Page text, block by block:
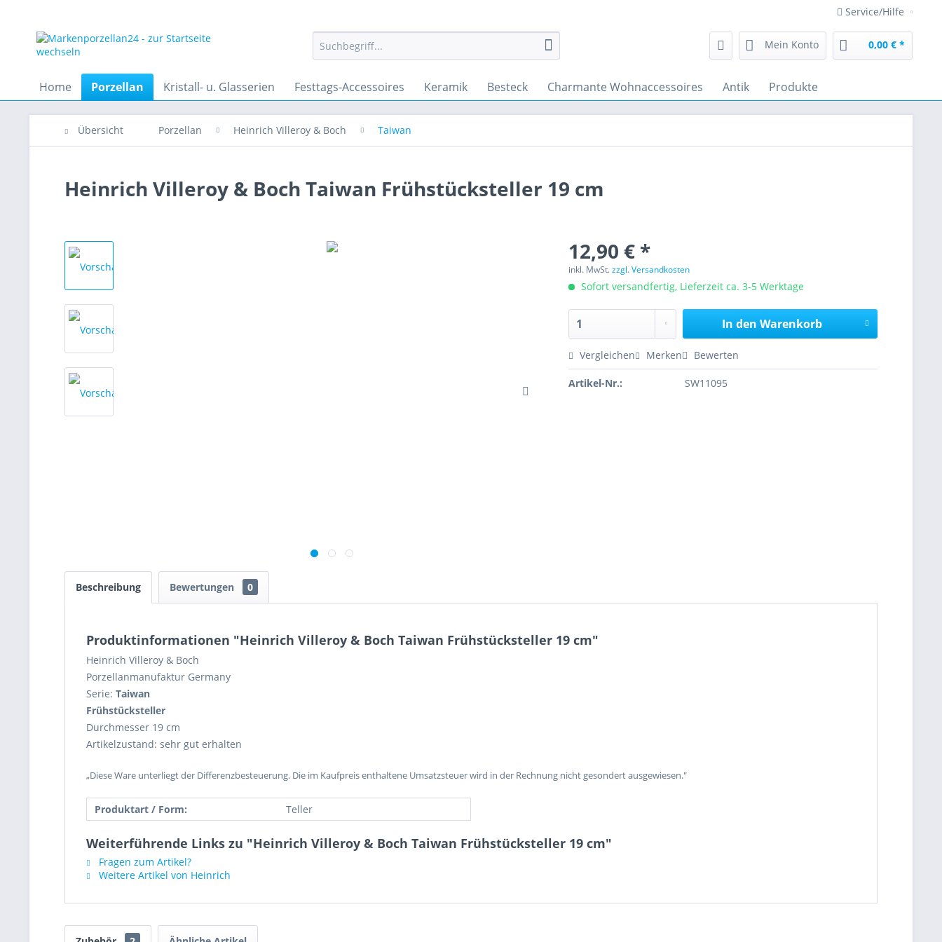
Service/Hilfe
Mein Konto 0,00 € *
Home Porzellan Kristall- u. Glasserien Festtags-Accessoires Keramik Besteck Charmante Wohnaccessoires Antik Produkte
Übersicht Porzellan Heinrich Villeroy & Boch Taiwan
Heinrich Villeroy & Boch Taiwan Frühstücksteller 19 cm
12,90 € *
inkl. MwSt.zzgl. Versandkosten
Sofort versandfertig, Lieferzeit ca. 3-5 Werktage
In den Warenkorb
Vergleichen Merken Bewerten
Artikel-Nr.: SW11095
Beschreibung Bewertungen 0
Produktinformationen "Heinrich Villeroy & Boch Taiwan Frühstücksteller 19 cm"
Heinrich Villeroy & Boch
Porzellanmanufaktur Germany
Serie: Taiwan
Frühstücksteller
Durchmesser 19 cm
Artikelzustand: sehr gut erhalten
„Diese Ware unterliegt der Differenzbesteuerung. Die im Kaufpreis enthaltene Umsatzsteuer wird in der Rechnung nicht gesondert ausgewiesen."
Produktart / Form: Teller
Weiterführende Links zu "Heinrich Villeroy & Boch Taiwan Frühstücksteller 19 cm"
Fragen zum Artikel?
Weitere Artikel von Heinrich